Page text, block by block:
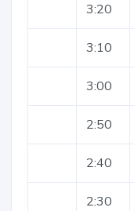
3:20
3:10
3:00
2:50
2:40
2:30